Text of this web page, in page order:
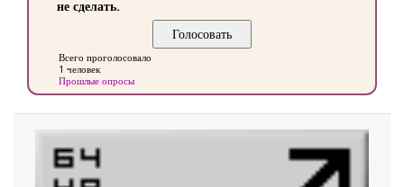
не сделать.
Всего проголосовало
1 человек
Прошлые опросы